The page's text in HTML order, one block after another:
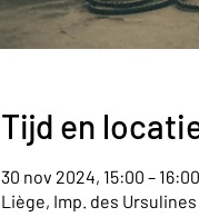
Tijd en
30 nov 2024, 15:00 – 16:00
Liège, Imp. des